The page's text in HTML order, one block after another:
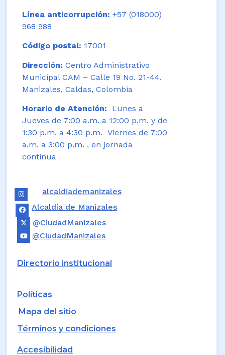
Línea anticorrupción: +57 (018000)
968 988
Código postal: 17001
Dirección: Centro Administrativo
Municipal CAM – Calle 19 No. 21-44.
Manizales, Caldas, Colombia
Horario de Atención: Lunes a
Jueves de 7:00 a.m. a 12:00 p.m. y de
1:30 p.m. a 4:30 p.m. Viernes de 7:00
a.m. a 3:00 p.m. , en jornada
continua
alcaldiademanizales
Alcaldía de Manizales
@CiudadManizales
@CiudadManizales
Directorio institucional
Políticas
Mapa del sitio
Términos y condiciones
Accesibilidad